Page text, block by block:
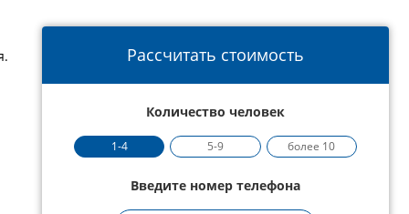
Рассчитать стоимость
Количество человек
1-4 5-9 более 10
Введите номер телефона